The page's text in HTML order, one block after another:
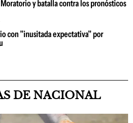
y batalla contra los pronósticos
con "inusitada expectativa" por
DE NACIONAL